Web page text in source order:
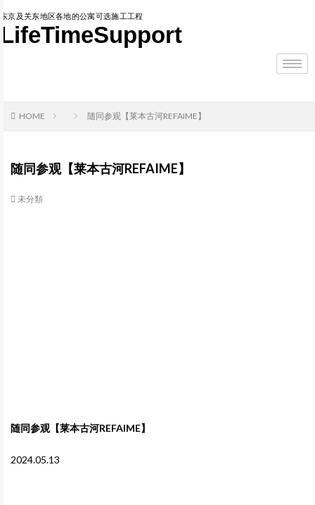
东京及关东地区各地的公寓可选施工工程
LifeTimeSupport
HOME 随同参观【莱本古河REFAIME】
随同参观【莱本古河REFAIME】
未分類
随同参观【莱本古河REFAIME】
2024.05.13